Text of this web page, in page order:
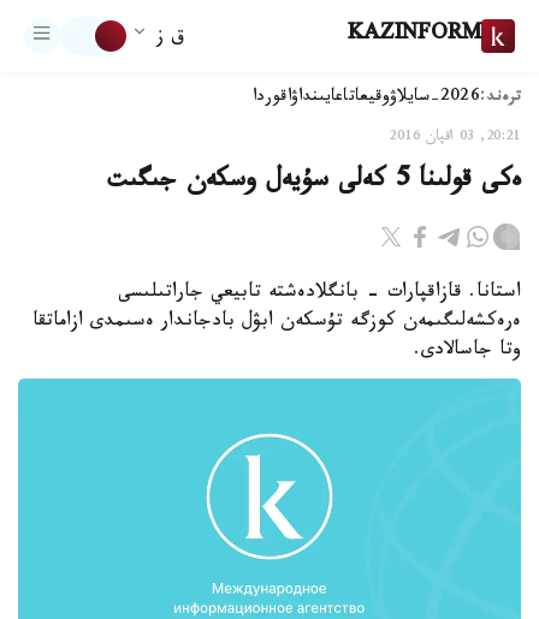
KAZINFORM ق ز
ترەند:2026-سايلاۋ وقيعاتاعايىنداۋاقوردا
20:21, 03 اقپان 2016
ەكى قولىنا 5 كەلى سۇيەل وسكەن جىگىت
استانا. قازاقپارات - بانگلادەشتە تابيعي جاراتىلىسى
ەرەكشەلىگىمەن كوزگە تۇسكەن ابۋل بادجاندار ەسىمدى ازاماتقا
وتا جاسالادى.